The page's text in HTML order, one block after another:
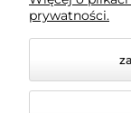
prywatności.